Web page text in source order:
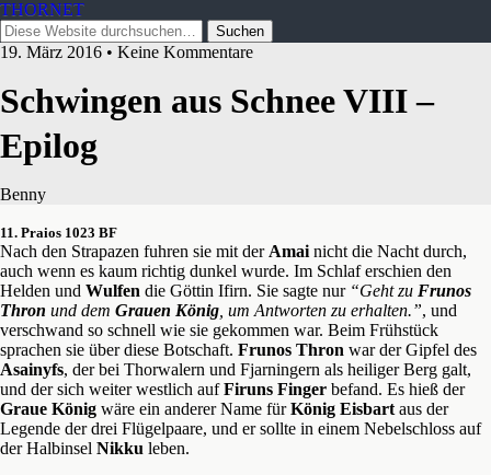
THORNET
19. März 2016 • Keine Kommentare
Schwingen aus Schnee VIII –
Epilog
Benny
11. Praios 1023 BF
Nach den Strapazen fuhren sie mit der Amai nicht die Nacht durch,
auch wenn es kaum richtig dunkel wurde. Im Schlaf erschien den
Helden und Wulfen die Göttin Ifirn. Sie sagte nur “Geht zu Frunos
Thron und dem Grauen König , um Antworten zu erhalten.”, und
verschwand so schnell wie sie gekommen war. Beim Frühstück
sprachen sie über diese Botschaft. Frunos Thron war der Gipfel des
Asainyfs, der bei Thorwalern und Fjarningern als heiliger Berg galt,
und der sich weiter westlich aufFiruns Finger befand. Es hieß der
Graue König wäre ein anderer Name fürKönig Eisbart aus der
Legende der drei Flügelpaare, und er sollte in einem Nebelschloss auf
der Halbinsel Nikku leben.